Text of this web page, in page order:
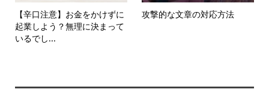
【辛口注意】お金をかけずに
起業しよう？無理に決まって
いるでし...
攻撃的な文章の対応方法